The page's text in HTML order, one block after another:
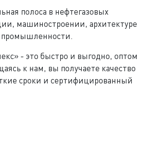
полоса в нефтегазовых
машиностроении, архитектуре
промышленности.
- это быстро и выгодно, оптом
к нам, вы получаете качество
сроки и сертифицированный